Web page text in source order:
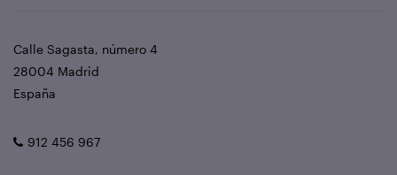
Calle Sagasta, número 4
28004 Madrid
España
912 456 967